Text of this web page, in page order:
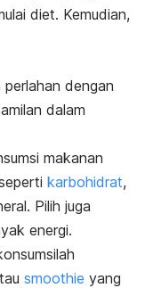
diet. Kemudian,
dengan
dalam
makanan
karbohidrat,
Pilih juga
energi.
smoothie yang